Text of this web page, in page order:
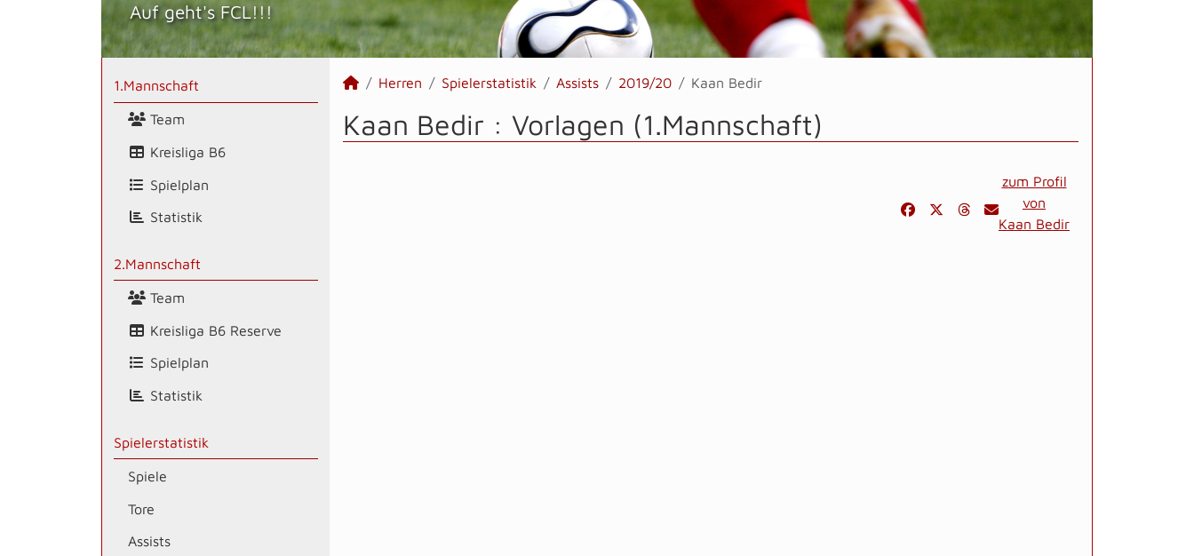
Auf geht's FCL!!!
1.Mannschaft
Team
Kreisliga B6
Spielplan
Statistik
2.Mannschaft
Team
Kreisliga B6 Reserve
Spielplan
Statistik
Spielerstatistik
Spiele
Tore
Assists
Herren Spielerstatistik Assists 2019/20 Kaan Bedir
Kaan Bedir : Vorlagen (1.Mannschaft)
zum Profil
von
Kaan Bedir